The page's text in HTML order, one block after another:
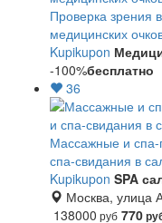
Проверка зрения
медицинских
Kupikupon
-100%бесплатно
36
Массажные и спа-
спа-свидания в
Kupikupon SPA
Москва, улица
138000 руб 770